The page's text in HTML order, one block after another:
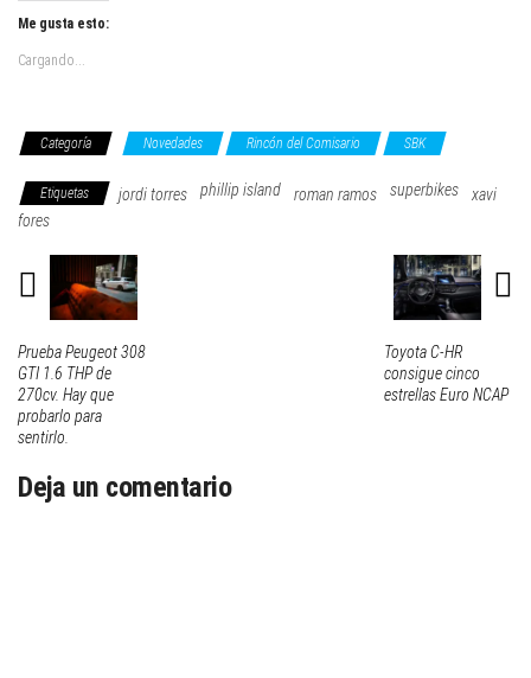
Me gusta esto:
Cargando...
Categoría Novedades Rincón del Comisario SBK
Etiquetas jordi torres phillip island roman ramos superbikes
xavi
fores
Prueba Peugeot 308
GTI 1.6 THP de
270cv. Hay que
probarlo para
sentirlo.
Toyota C-HR
consigue cinco
estrellas Euro NCAP
Deja un comentario